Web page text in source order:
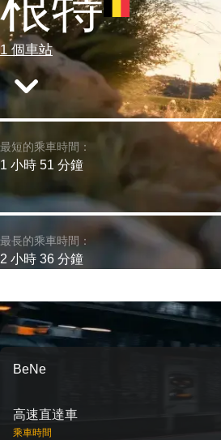
1 個車站
最短的乘車時間：
1 小時 51 分鐘
最長的乘車時間：
2 小時 36 分鐘
BeNe
高速直達車
乘車時間